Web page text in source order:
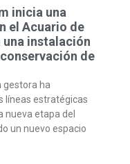
inicia una
el Acuario de
instalación
de
gestora ha
líneas estratégicas
nueva etapa del
un nuevo espacio